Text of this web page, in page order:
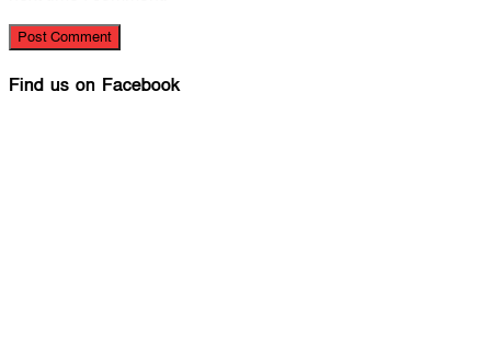
Find us on Facebook